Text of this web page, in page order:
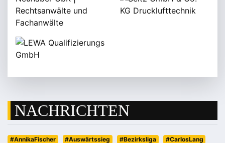
NACHRICHTEN
#AnnikaFischer #Auswärtssieg #Bezirksliga
#CarlosLang